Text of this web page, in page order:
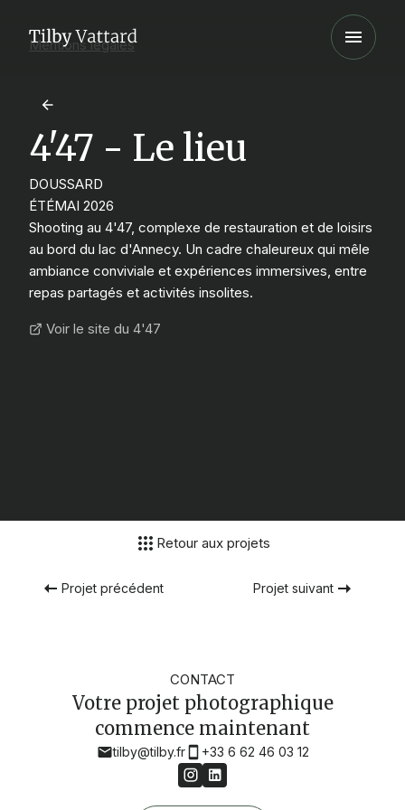
Mentions légales
4'47 - Le lieu
DOUSSARD
ÉTÉMAI 2026
Shooting au 4'47, complexe de restauration et de loisirs
au bord du lac d'Annecy. Un cadre chaleureux qui mêle
ambiance conviviale et expériences immersives, entre
repas partagés et activités insolites.
Voir le site du 4'47
Projet précédent
Retour aux projets
Projet suivant
CONTACT
Votre projet photographique
commence maintenant
tilby@tilby.fr +33 6 62 46 03 12